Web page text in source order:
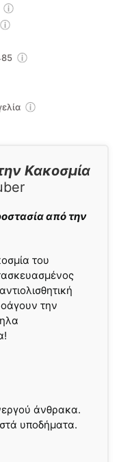
Κακοσμία
από την
του
την
άνθρακα.
υποδήματα.